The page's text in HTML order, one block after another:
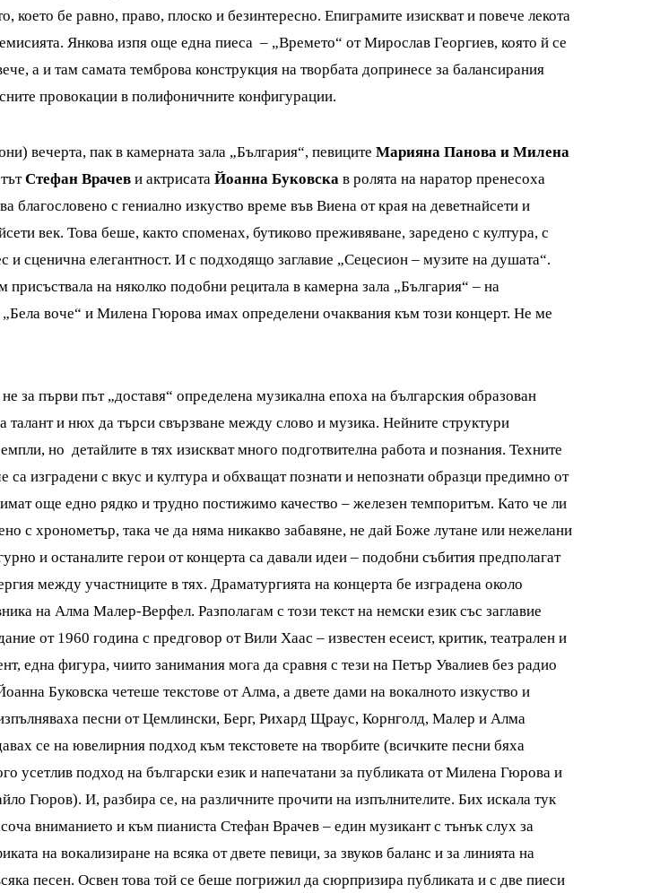
което бе равно, право, плоско и безинтересно. Епиграмите изискват и повече лекота
Янкова изпя още една пиеса – „Времето“ от Мирослав Георгиев, която й се
а и там самата темброва конструкция на творбата допринесе за балансирания
провокации в полифоничните конфигурации.
вечерта, пак в камерната зала „България“, певицитеМарияна Панова и Милена
Стефан Врачев и актрисатаЙоанна Буковска в ролята на наратор пренесоха
благословено с гениално изкуство време във Виена от края на деветнайсети и
век. Това беше, както споменах, бутиково преживяване, заредено с култура, с
и сценична елегантност. И с подходящо заглавие „Сецесион – музите на душата“.
на няколко подобни рецитала в камерна зала „България“ – на
„Бела воче“ и Милена Гюрова имах определени очаквания към този концерт. Не ме
за първи път „доставя“ определена музикална епоха на българския образован
талант и нюх да търси свързване между слово и музика. Нейните структури
но детайлите в тях изискват много подготвителна работа и познания. Техните
са изградени с вкус и култура и обхващат познати и непознати образци предимно от
още едно рядко и трудно постижимо качество – железен темпоритъм. Като че ли
с хронометър, така че да няма никакво забавяне, не дай Боже лутане или нежелани
и останалите герои от концерта са давали идеи – подобни събития предполагат
между участниците в тях. Драматургията на концерта бе изградена около
на Алма Малер-Верфел. Разполагам с този текст на немски език със заглавие
от 1960 година с предговор от Вили Хаас – известен есеист, критик, театрален и
една фигура, чиито занимания мога да сравня с тези на Петър Увалиев без радио
Буковска четеше текстове от Алма, а двете дами на вокалното изкуство и
песни от Цемлински, Берг, Рихард Щраус, Корнголд, Малер и Алма
се на ювелирния подход към текстовете на творбите (всичките песни бяха
усетлив подход на български език и напечатани за публиката от Милена Гюрова и
Гюров). И, разбира се, на различните прочити на изпълнителите. Бих искала тук
вниманието и към пианиста Стефан Врачев – един музикант с тънък слух за
на вокализиране на всяка от двете певици, за звуков баланс и за линията на
песен. Освен това той се беше погрижил да сюрпризира публиката и с две пиеси